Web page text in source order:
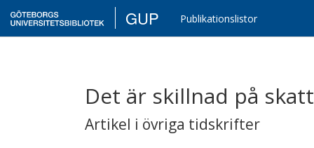
GUP Publikationslistor
Det är skillnad på
Artikel i övriga tidskrifter